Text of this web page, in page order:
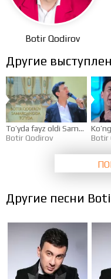
Botir Qodirov
Другие
To’yda fayz oldi Samarqand, Urgut, Go’z 2019
Botir Qodirov
Botir
Другие песни